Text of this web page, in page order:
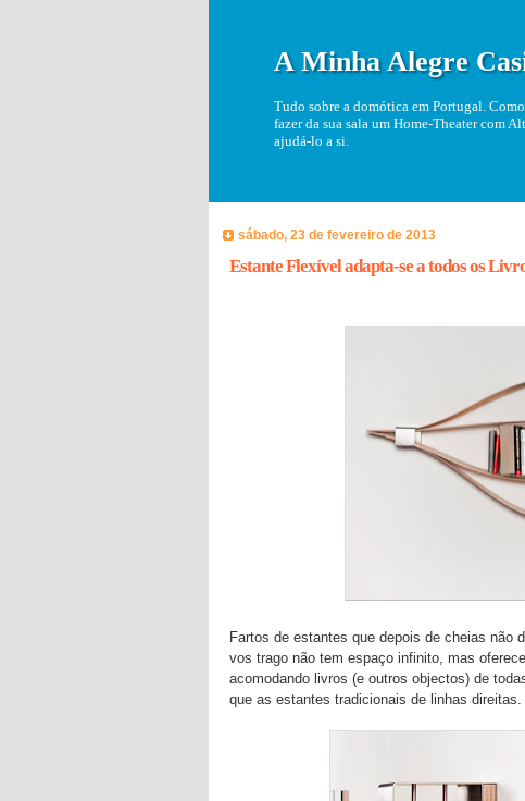
A Minha Alegre
Tudo sobre a domótica em Portugal.
fazer da sua sala um Home-Theater com
ajudá-lo a si.
sábado, 23 de fevereiro de 2013
Estante Flexível adapta-se a todos os
Fartos de estantes que depois de cheias não
vos trago não tem espaço infinito, mas
acomodando livros (e outros objectos) de
que as estantes tradicionais de linhas direitas.